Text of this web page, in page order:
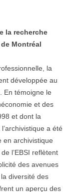
la recherche
Montréal
la
développée au
En témoigne le
et des
et dont la
a été
en archivistique
l’EBSI reflètent
des avenues
diversité des
un aperçu des